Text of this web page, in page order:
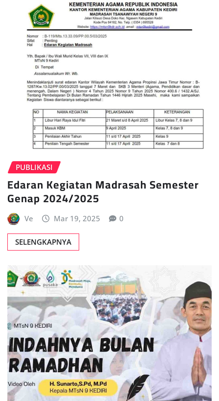
PUBLIKASI
Edaran Kegiatan Madrasah Semester
Genap 2024/2025
Ve Mar 19, 2025 0
SELENGKAPNYA